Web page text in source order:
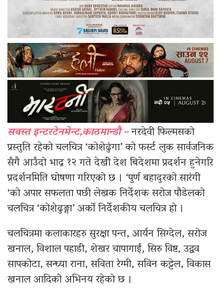
सबस्त इन्टरटेनमेन्ट,काठमान्डौ –नरदेवी फिल्मसको
प्रस्तुति रहेको चलचित्र ‘कोशेढुंगा’ को फर्स्ट लुक सार्वजनिक
सँगै आउँदो भाद्र १२ गते देखी देश बिदेशमा प्रदर्शन हुनेगरि
प्रदर्शनमिति घोषणा गरिएको छ । ‘पुर्ण बहादुरको सारंगी
‘को अपार सफलता पछी लेखक निर्देशक सरोज पौडेलको
चलचित्र ‘कोशेढुङ्गा’ अर्को निर्देशकीय चलचित्र हो ।
चलचित्रमा कलाकारहरु सुरक्षा पन्त, आर्यन सिग्देल, सरोज
खनाल, विशाल पहाडी, शेखर चापागाईं, सिरु विष्ट, उद्वव
सापकोटा, सन्ध्या राना, सविता रेग्मी, सविन कट्टेल, विकास
खनाल आदिको अभिनय रहेको छ ।